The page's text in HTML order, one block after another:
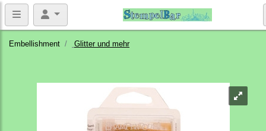
Embellishment Glitter und mehr